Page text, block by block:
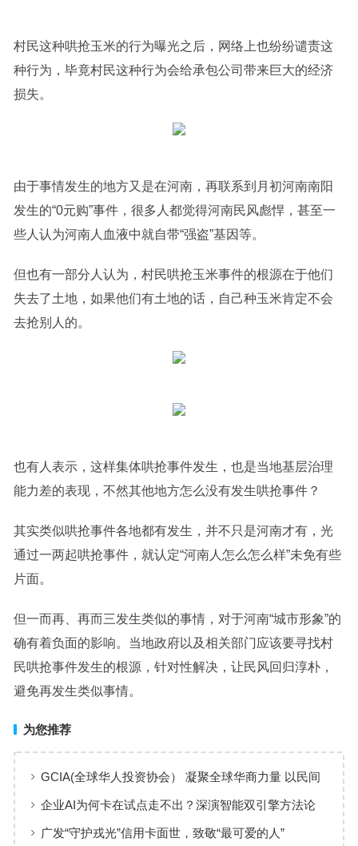
村民这种哄抢玉米的行为曝光之后，网络上也纷纷谴责这
种行为，毕竟村民这种行为会给承包公司带来巨大的经济
损失。
由于事情发生的地方又是在河南，再联系到月初河南南阳
发生的“0元购”事件，很多人都觉得河南民风彪悍，甚至一
些人认为河南人血液中就自带“强盗”基因等。
但也有一部分人认为，村民哄抢玉米事件的根源在于他们
失去了土地，如果他们有土地的话，自己种玉米肯定不会
去抢别人的。
也有人表示，这样集体哄抢事件发生，也是当地基层治理
能力差的表现，不然其他地方怎么没有发生哄抢事件？
其实类似哄抢事件各地都有发生，并不只是河南才有，光
通过一两起哄抢事件，就认定“河南人怎么怎么样”未免有些
片面。
但一而再、再而三发生类似的事情，对于河南“城市形象”的
确有着负面的影响。当地政府以及相关部门应该要寻找村
民哄抢事件发生的根源，针对性解决，让民风回归淳朴，
避免再发生类似事情。
为您推荐
GCIA(全球华人投资协会） 凝聚全球华商力量 以民间
交流赋能从业者共同成长
企业AI为何卡在试点走不出？深演智能双引擎方法论
回答：卡点不在模型，而在使用方式
广发“守护戎光”信用卡面世，致敬“最可爱的人”